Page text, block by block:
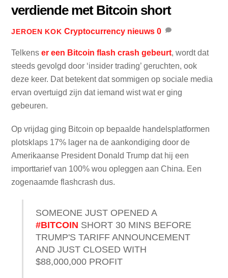
verdiende met Bitcoin short
JEROEN KOK Cryptocurrency nieuws 0
Telkens er een Bitcoin flash crash gebeurt, wordt dat
steeds gevolgd door ‘insider trading’ geruchten, ook
deze keer. Dat betekent dat sommigen op sociale media
ervan overtuigd zijn dat iemand wist wat er ging
gebeuren.
Op vrijdag ging Bitcoin op bepaalde handelsplatformen
plotsklaps 17% lager na de aankondiging door de
Amerikaanse President Donald Trump dat hij een
importtarief van 100% wou opleggen aan China. Een
zogenaamde flashcrash dus.
SOMEONE JUST OPENED A
#BITCOIN SHORT 30 MINS BEFORE
TRUMP'S TARIFF ANNOUNCEMENT
AND JUST CLOSED WITH
$88,000,000 PROFIT